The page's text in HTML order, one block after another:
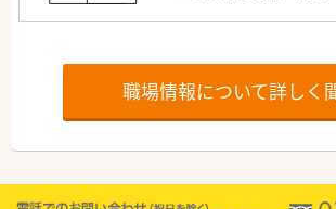
職場情報について詳しく